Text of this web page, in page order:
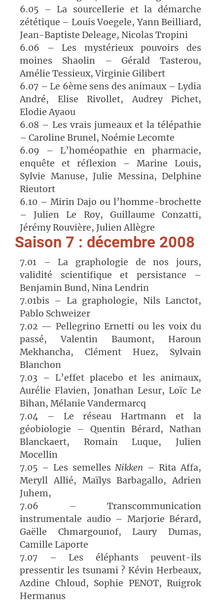
6.05 – La sourcellerie et la démarche
zététique – Louis Voegele, Yann Beilliard,
Jean-Baptiste Deleage, Nicolas Tropini
6.06 – Les mystérieux pouvoirs des
moines Shaolin – Gérald Tasterou,
Amélie Tessieux, Virginie Gilibert
6.07 – Le 6ème sens des animaux – Lydia
André, Elise Rivollet, Audrey Pichet,
Elodie Ayaou
6.08 – Les vrais jumeaux et la télépathie
– Caroline Brunel, Noémie Lecomte
6.09 – L’homéopathie en pharmacie,
enquête et réflexion – Marine Louis,
Sylvie Manuse, Julie Messina, Delphine
Rieutort
6.10 – Mirin Dajo ou l’homme-brochette
– Julien Le Roy, Guillaume Conzatti,
Jérémy Rouvière, Julien Allègre
Saison 7 : décembre 2008
7.01 – La graphologie de nos jours,
validité scientifique et persistance –
Benjamin Bund, Nina Lendrin
7.01bis – La graphologie, Nils Lanctot,
Pablo Schweizer
7.02 — Pellegrino Ernetti ou les voix du
passé, Valentin Baumont, Haroun
Mekhancha, Clément Huez, Sylvain
Blanchon
7.03 – L’effet placebo et les animaux,
Aurélie Flavien, Jonathan Lesur, Loïc Le
Bihan, Mélanie Vandermarcq
7.04 – Le réseau Hartmann et la
géobiologie – Quentin Bérard, Nathan
Blanckaert, Romain Luque, Julien
Mocellin
7.05 – Les semellesNikken – Rita Affa,
Meryll Allié, Maïlys Barbagallo, Adrien
Juhem,
7.06 – Transcommunication
instrumentale audio – Marjorie Bérard,
Gaëlle Chmargounof, Laury Dumas,
Camille Laporte
7.07 – Les éléphants peuvent-ils
pressentir les tsunami ? Kévin Herbeaux,
Azdine Chloud, Sophie PENOT, Ruigrok
Hermanus